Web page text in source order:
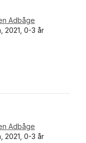
Adbåge
2021, 0-3 år
antal röster:
Adbåge
2021, 0-3 år